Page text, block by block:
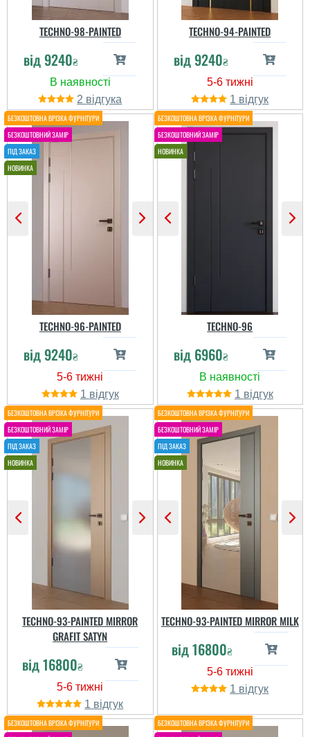
TECHNO-98-PAINTED
від9240₴
2
TECHNO-94-PAINTED
від9240₴
1
TECHNO-96-PAINTED
від9240₴
1
TECHNO-96
від 6960₴
1
TECHNO-93-PAINTED MIRROR
GRAFIT SATYN
від16800₴
1
TECHNO-93-PAINTED MIRROR MILK
від16800₴
1